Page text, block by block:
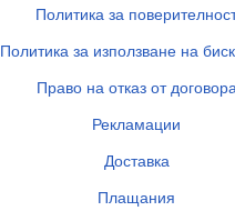
Политика за
Политика за използване на
Право на отказ от
Рекламации
Доставка
Плащания